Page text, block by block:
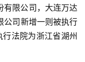
有限公司，大连万达
公司新增一则被执行
法院为浙江省湖州